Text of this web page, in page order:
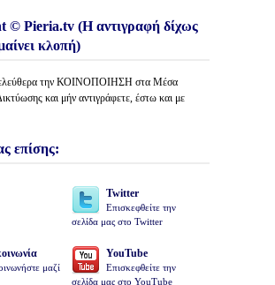
© Pieria.tv (Η αντιγραφή δίχως
κλοπή)
ελεύθερα την ΚΟΙΝΟΠΟΙΗΣΗ στα Μέσα
και μήν αντιγράφετε, έστω και με
επίσης:
Twitter
Επισκεφθείτε την
σελίδα μας στο Twitter
μαζί
YouTube
Επισκεφθείτε την
σελίδα μας στο YouTube